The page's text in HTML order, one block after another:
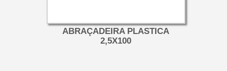
ABRAÇADEIRA PLASTICA
2,5X100